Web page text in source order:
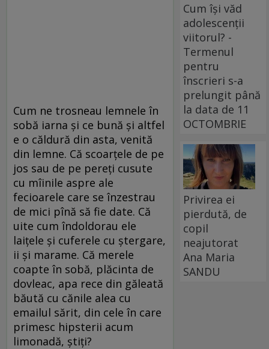
Cum ne trosneau lemnele în
sobă iarna și ce bună și altfel
e o căldură din asta, venită
din lemne. Că scoarțele de pe
jos sau de pe pereți cusute
cu mîinile aspre ale
fecioarele care se înzestrau
de mici pînă să fie date. Că
uite cum îndoldorau ele
laițele și cuferele cu ștergare,
ii și marame. Că merele
coapte în sobă, plăcinta de
dovleac, apa rece din găleată
băută cu cănile alea cu
emailul sărit, din cele în care
primesc hipsterii acum
limonadă, știți?
Cum își văd
adolescenții
viitorul? -
Termenul
pentru
înscrieri s-a
prelungit până
la data de 11
OCTOMBRIE
Privirea ei
pierdută, de
copil
neajutorat
Ana Maria
SANDU